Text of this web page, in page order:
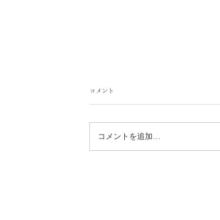
7月の御朱印ご案内
コメント
コメントを追加…